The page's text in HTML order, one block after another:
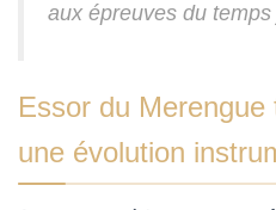
aux épreuves du temps
Essor du
une évolution